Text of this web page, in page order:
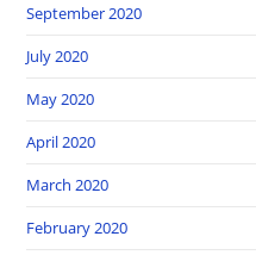
September 2020
July 2020
May 2020
April 2020
March 2020
February 2020